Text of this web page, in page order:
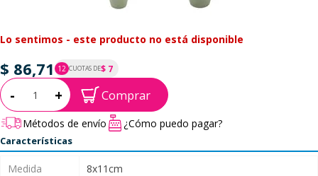
Lo sentimos - este producto no está disponible
$ 86,71 12 CUOTAS DE$ 7
P.T.F. $ 87
Cantidad:
- + Comprar
Métodos de envío ¿Cómo puedo pagar?
Características
Medida
8x11cm